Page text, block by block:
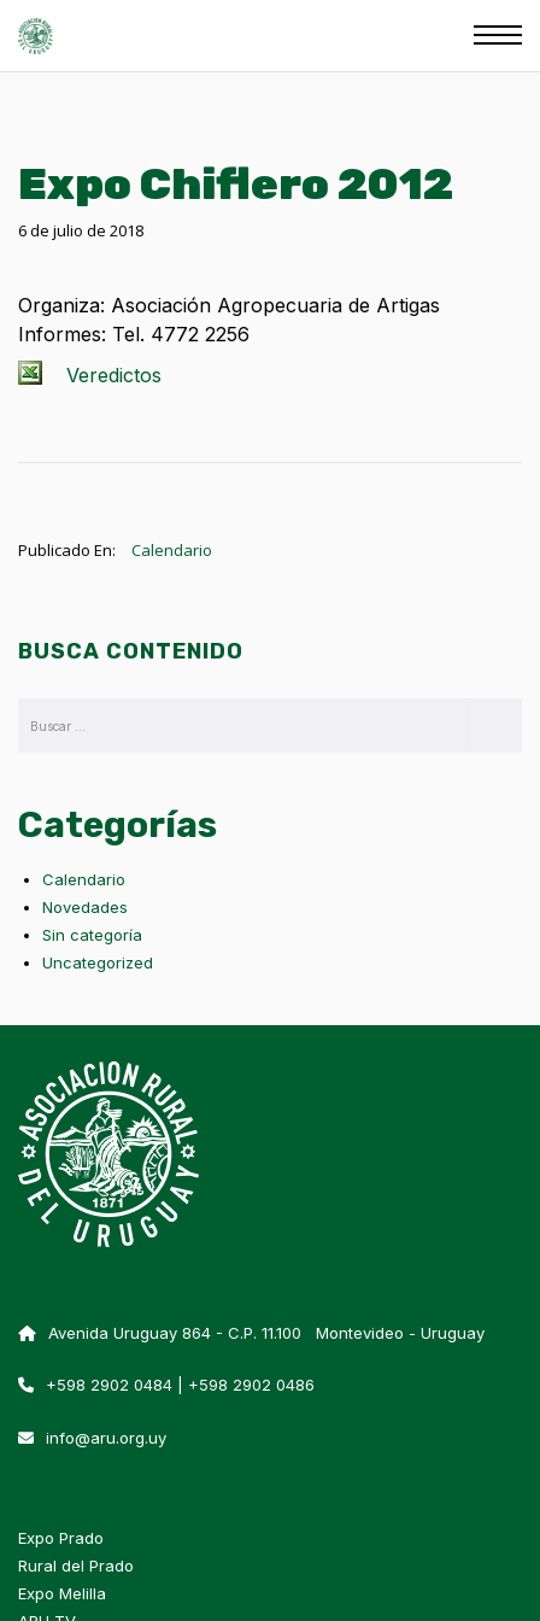
Expo Chiflero 2012
6 de julio de 2018
Organiza: Asociación Agropecuaria de Artigas
Informes: Tel. 4772 2256
Veredictos
Publicado En: Calendario
BUSCA CONTENIDO
Categorías
Calendario
Novedades
Sin categoría
Uncategorized
Avenida Uruguay 864 - C.P. 11.100 Montevideo - Uruguay
+598 2902 0484 | +598 2902 0486
info@aru.org.uy
Expo Prado
Rural del Prado
Expo Melilla